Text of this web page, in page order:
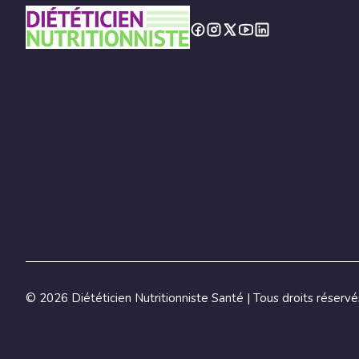
© 2026 Diététicien Nutritionniste Santé | Tous droits